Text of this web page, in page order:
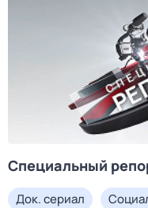
Специальный
Док. сериал